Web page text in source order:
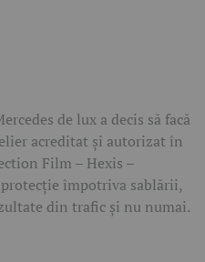
de lux a decis să facă
acreditat și autorizat în
Film – Hexis –
împotriva sablării,
din trafic şi nu numai.